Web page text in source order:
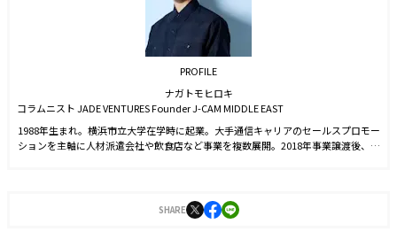
PROFILE
ナガトモヒロキ
コラムニスト JADE VENTURES Founder J-CAM MIDDLE EAST
1988年生まれ。横浜市立大学在学時に起業。大手通信キャリアのセールスプロモー
ションを主軸に人材派遣会社や飲食店など事業を複数展開。2018年事業譲渡後、ヨ
ォーム「Bit Lending」を立ち上げる。常識を覆す革新的なアイデアでクリプトレン
ディングの業界水準を上げ多くのユーザーから支持を得ている。現在はドバイに在
SHARE